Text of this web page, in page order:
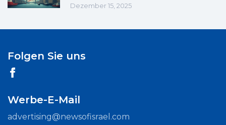
Dezember 15, 2025
Folgen Sie uns
Werbe-E-Mail
advertising@newsofisrael.com